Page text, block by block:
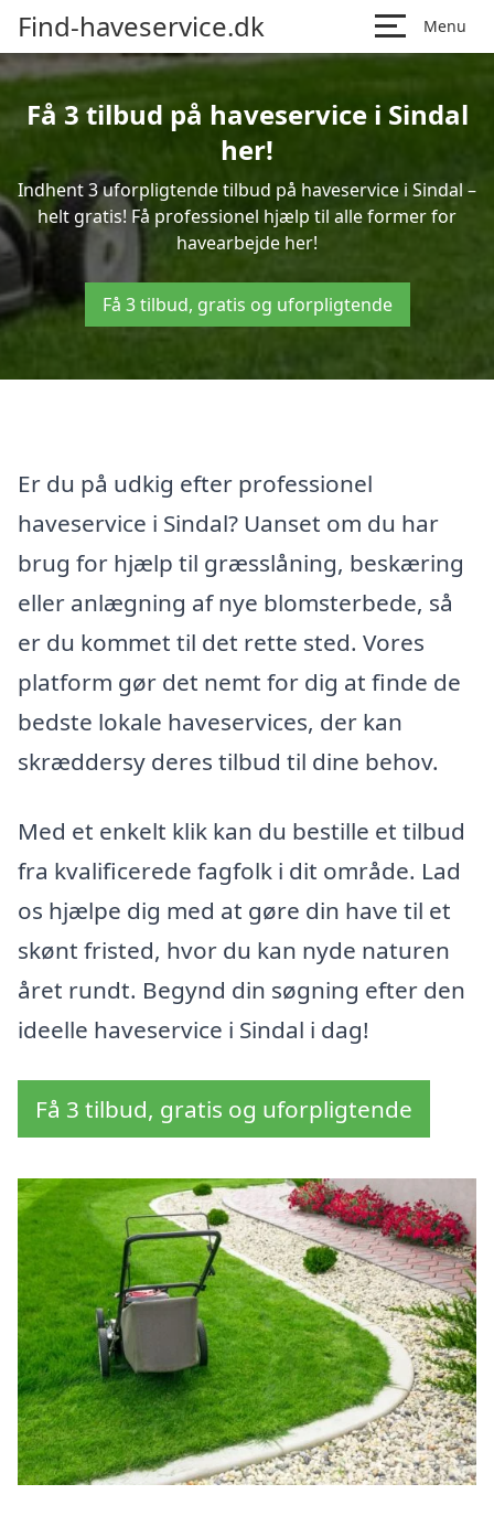
Find-haveservice.dk Menu
Få 3 tilbud på haveservice i Sindal
her!
Indhent 3 uforpligtende tilbud på haveservice i Sindal –
helt gratis! Få professionel hjælp til alle former for
havearbejde her!
Få 3 tilbud, gratis og uforpligtende
Er du på udkig efter professionel
haveservice i Sindal? Uanset om du har
brug for hjælp til græsslåning, beskæring
eller anlægning af nye blomsterbede, så
er du kommet til det rette sted. Vores
platform gør det nemt for dig at finde de
bedste lokale haveservices, der kan
skræddersy deres tilbud til dine behov.
Med et enkelt klik kan du bestille et tilbud
fra kvalificerede fagfolk i dit område. Lad
os hjælpe dig med at gøre din have til et
skønt fristed, hvor du kan nyde naturen
året rundt. Begynd din søgning efter den
ideelle haveservice i Sindal i dag!
Få 3 tilbud, gratis og uforpligtende